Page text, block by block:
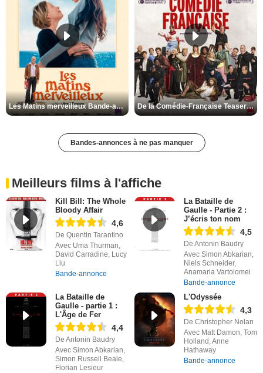
Les Matins merveilleux Bande-annonce VF De la Comédie-Française Teaser VF
Bandes-annonces à ne pas manquer
Meilleurs films à l'affiche
Kill Bill: The Whole
Bloody Affair
4,6
De Quentin Tarantino
Avec Uma Thurman,
David Carradine, Lucy
Liu
Bande-annonce
La Bataille de
Gaulle - Partie 2 :
J’écris ton nom
4,5
De Antonin Baudry
Avec Simon Abkarian,
Niels Schneider,
Anamaria Vartolomei
Bande-annonce
La Bataille de
Gaulle - partie 1 :
L'Âge de Fer
4,4
De Antonin Baudry
Avec Simon Abkarian,
Simon Russell Beale,
Florian Lesieur
L'Odyssée
4,3
De Christopher Nolan
Avec Matt Damon, Tom
Holland, Anne
Hathaway
Bande-annonce